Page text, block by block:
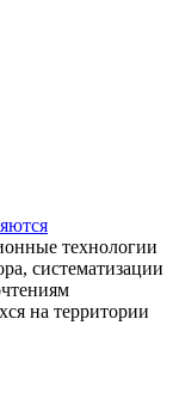
технологии
систематизации
на территории